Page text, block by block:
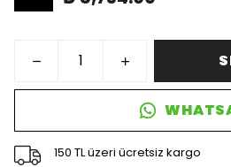
150 TL üzeri ücretsiz kargo